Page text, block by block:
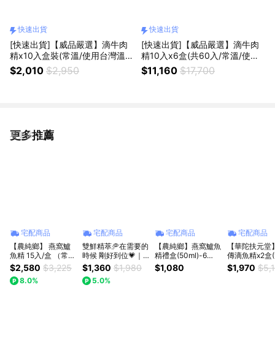
快速出貨
[快速出貨]【威品嚴選】滴牛肉
精x10入盒裝(常溫/使用台灣溫體
牛)
$2,010 $2,950
快速出貨
[快速出貨]【威品嚴選】滴牛肉
精10入x6盒(共60入/常溫/使用
台灣溫體牛)
$11,160 $17,700
更多推薦
看更多
宅配商品
【農純鄉】 燕窩鱸
魚精 15入/盒 （常
溫） [術後復原、住
院送禮首選]
$2,580 $3,225
8.0%
宅配商品
雙鮮精萃🥏在需要的
時候 剛好到位💗｜
新上市 【老協珍】
鮮鱸精禮盒(7入)(常
溫保存即可)
$1,360 $1,980
5.0%
宅配商品
【農純鄉】燕窩鱸魚
精禮盒(50ml)-6
入/15入【墊腳石】
伴手禮 送禮首選 溫
$1,080
宅配商品
【華陀扶元堂
傳滴魚精x2盒
盒；65ml/包
期:116.05年
$1,970